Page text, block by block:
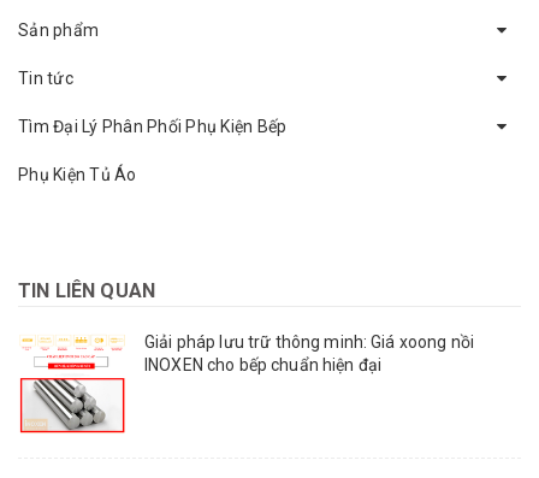
Sản phẩm
Tin tức
Tìm Đại Lý Phân Phối Phụ Kiện Bếp
Phụ Kiện Tủ Áo
TIN LIÊN QUAN
Giải pháp lưu trữ thông minh: Giá xoong nồi
INOXEN cho bếp chuẩn hiện đại